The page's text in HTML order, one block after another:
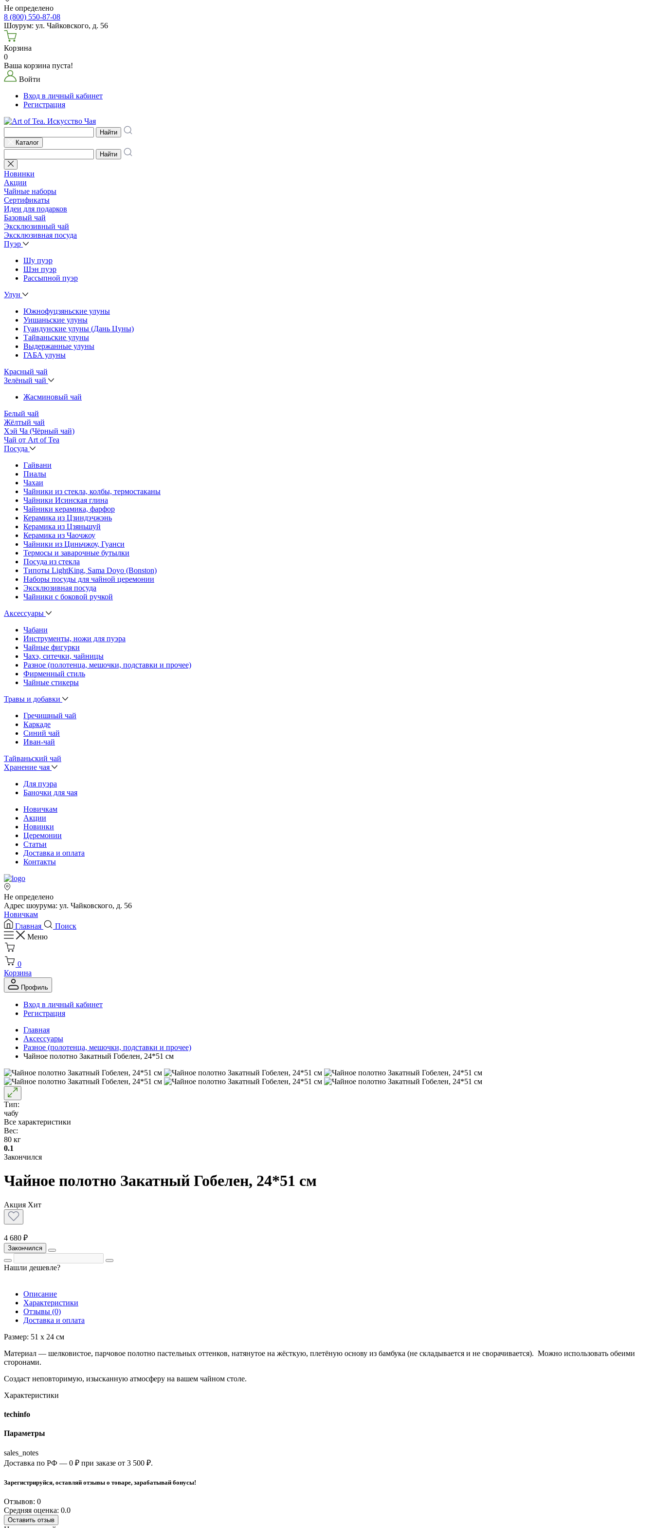
Не определено
8 (800) 550-87-08
Шоурум: ул. Чайковского, д. 56
Корзина
0
Ваша корзина пуста!
Войти
Вход в личный кабинет
Регистрация
Найти
Каталог
Найти
Новинки
Акции
Чайные наборы
Сертификаты
Идеи для подарков
Базовый чай
Эксклюзивный чай
Эксклюзивная посуда
Пуэр
Шу пуэр
Шэн пуэр
Рассыпной пуэр
Улун
Южнофуцзяньские улуны
Уишаньские улуны
Гуандунские улуны (Дань Цуны)
Тайваньские улуны
Выдержанные улуны
ГАБА улуны
Красный чай
Зелёный чай
Жасминовый чай
Белый чай
Жёлтый чай
Хэй Ча (Чёрный чай)
Чай от Art of Tea
Посуда
Гайвани
Пиалы
Чахаи
Чайники из стекла, колбы, термостаканы
Чайники Исинская глина
Чайники керамика, фарфор
Керамика из Цзиндэчжэнь
Керамика из Цзяньшуй
Керамика из Чаочжоу
Чайники из Циньчжоу, Гуанси
Термосы и заварочные бутылки
Посуда из стекла
Типоты LightKing, Sama Doyo (Bonston)
Наборы посуды для чайной церемонии
Эксклюзивная посуда
Чайники с боковой ручкой
Аксессуары
Чабани
Инструменты, ножи для пуэра
Чайные фигурки
Чахэ, ситечки, чайницы
Разное (полотенца, мешочки, подставки и прочее)
Фирменный стиль
Чайные стикеры
Травы и добавки
Гречишный чай
Каркаде
Синий чай
Иван-чай
Тайваньский чай
Хранение чая
Для пуэра
Баночки для чая
Новичкам
Акции
Новинки
Церемонии
Статьи
Доставка и оплата
Контакты
Не определено
Адрес шоурума: ул. Чайковского, д. 56
Новичкам
Главная
Поиск
Меню
0
Корзина
Профиль
Вход в личный кабинет
Регистрация
Главная
Аксессуары
Разное (полотенца, мешочки, подставки и прочее)
Чайное полотно Закатный Гобелен, 24*51 см
Тип:
чабу
Все характеристики
Вес:
80 кг
0.1
Закончился
Чайное полотно Закатный Гобелен, 24*51 см
Акция Хит
4 680 ₽
Закончился
Нашли дешевле?
Описание
Характеристики
Отзывы (0)
Доставка и оплата
Размер: 51 х 24 см
Материал — шелковистое, парчовое полотно пастельных оттенков, натянутое на жёсткую, плетёную основу из бамбука (не складывается и не сворачивается). Можно использовать обеими
сторонами.
Создаст неповторимую, изысканную атмосферу на вашем чайном столе.
Характеристики
techinfo
Параметры
sales_notes
Доставка по РФ — 0 ₽ при заказе от 3 500 ₽.
Зарегистрируйся, оставляй отзывы о товаре, зарабатывай бонусы!
Отзывов: 0
Средняя оценка: 0.0
Оставить отзыв